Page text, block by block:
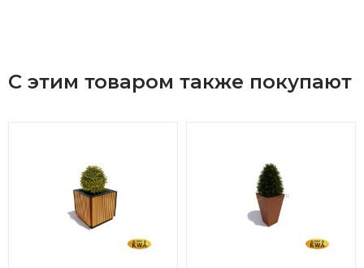
С этим товаром также покупают